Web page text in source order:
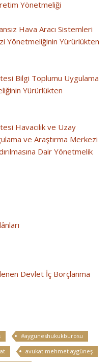
Yönetmeliği
Hava Aracı Sistemleri
Yönetmeliğinin Yürürlükten
Bilgi Toplumu Uygulama
Yürürlükten
Havacılık ve Uzay
ve Araştırma Merkezi
Dair Yönetmelik
Devlet İç Borçlanma
#ayguneshukukburosu
avukat mehmet aygüneş